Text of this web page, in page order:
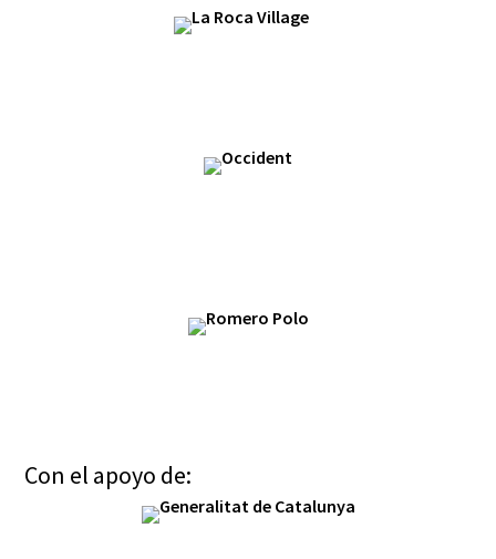
Con el apoyo de: